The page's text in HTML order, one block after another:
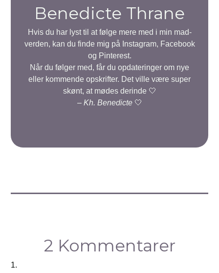
Benedicte Thrane
Hvis du har lyst til at følge mere med i min mad-
verden, kan du finde mig på Instagram, Facebook
og Pinterest.
Når du følger med, får du opdateringer om nye
eller kommende opskrifter. Det ville være super
skønt, at mødes derinde 🤍
– Kh. Benedicte🤍
2 Kommentarer